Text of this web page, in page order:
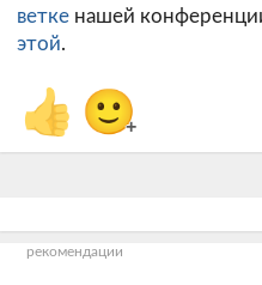
ветке нашей
этой.
👍 🙂+
рекомендации